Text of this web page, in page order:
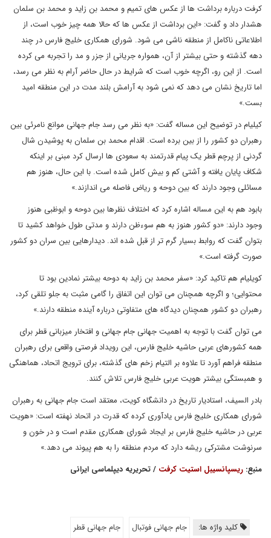
کرفت درباره برداشت ها از عکس های تمیم و محمد بن زاید و محمد بن سلمان
هشدار داد و گفت: «این برداشت از عکس ها که حالا همه چیز خوب است، از
اطلاعاتی ناکامل از منطقه ناشی می شود. شورای همکاری خلیج فارس در چند
دهه گذشته و حتی بیشتر از آن، همواره جریانی از جزر و مد را تجربه می کرده
است. از این رو، اگرچه خوب است که شرایط در حال حاضر آرام به نظر می رسد،
اما تاریخ نشان می دهد که نمی شود به آرامش بلند مدت در این منطقه امید
بست.»
کیلیام در توضیح این مساله گفت: «به نظر می رسد جام جهانی موانع نامرئی بین
رهبران دو کشور را از بین برده است. اقدام محمد بن سلمان به پوشیدن شال
گردنی از پرچم قطر یک پیام قدرتمند به سعودی ها ارسال کرد مبنی بر اینکه
شکاف پایان یافته و آشتی کم و بیش کامل شده است. با این حال، هنوز هم
مسائلی وجود دارند که بین دوحه و ریاض فاصله می اندازند.»
بابود هم به این مساله اشاره کرد که اختلاف نظرها بین دوحه و ابوظبی هنوز
وجود دارند: «دو کشور هنوز به هم سوءظن دارند و مدتی طول خواهد کشید تا
بتوان گفت که روابط بسیار گرم تر از قبل شده اند. دیدارهایی بین سران دو کشور
صورت گرفته است.»
کویلیام هم تاکید کرد: «سفر محمد بن زاید به دوحه بیشتر نمادین بود تا
محتوایی؛ و اگرچه همچنان می توان این اتفاق را گامی مثبت به جلو تلقی کرد،
رهبران دو کشور همچنان دیدگاه های متفاوتی درباره آینده منطقه دارند.»
می توان گفت با توجه به اهمیت جهانی جام جهانی و افتخار میزبانی قطر برای
همه کشورهای عربی حاشیه خلیج فارس، این رویداد فرصتی واقعی برای رهبران
منطقه فراهم آورد تا علاوه بر التیام زخم های گذشته، برای ترویج اتحاد، هماهنگی
و همبستگی بیشتر هویت عربی خلیج فارس تلاش کنند.
بادر السیف، استادیار تاریخ در دانشگاه کویت، معتقد است جام جهانی به رهبران
شورای همکاری خلیج فارس یادآوری کرده که قدرت در اتحاد نهفته است: «هویت
عربی در حاشیه خلیج فارس بر ایجاد شورای همکاری مقدم است و در خون و
سرنوشت مشترکی ریشه دارد که مردم منطقه را به هم پیوند می دهد.»
منبع: ریسپانسیبل استیت کرفت / تحریریه دیپلماسی ایرانی
کلید واژه ها: جام جهانی فوتبال
جام جهانی قطر